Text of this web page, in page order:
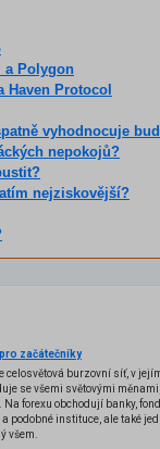
a Polygon
Haven Protocol
vyhodnocuje
nepokojů?
nejziskovější?
začátečníky
celosvětová burzovní síť, v
se všemi světovými
Na forexu obchodují banky,
a podobné instituce, ale také
všem.